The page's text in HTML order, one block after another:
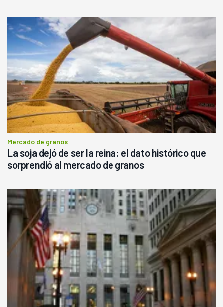
Mercado de granos
La soja dejó de ser la reina: el dato histórico que
sorprendió al mercado de granos